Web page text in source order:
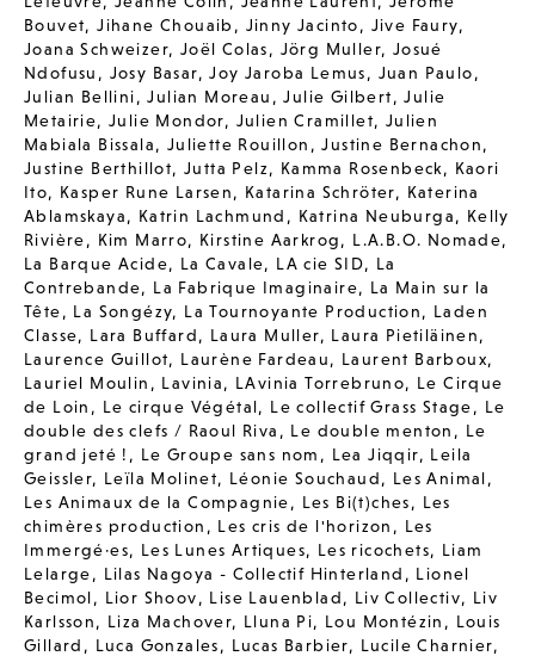
Bouvet,Jihane Chouaib , Jinny Jacinto, Jive Faury,
Joana Schweizer, Joël Colas, Jörg Muller, Josué
Ndofusu , Josy Basar,Joy Jaroba Lemus, Juan Paulo,
Julian Bellini,Julian Moreau ,Julie Gilbert,Julie
Metairie,Julie Mondor, Julien Cramillet, Julien
Mabiala Bissala, Juliette Rouillon ,Justine Bernachon,
Justine Berthillot,Jutta Pelz, Kamma Rosenbeck, Kaori
Ito, Kasper Rune Larsen, Katarina Schröter, Katerina
Ablamskaya, Katrin Lachmund , Katrina Neuburga, Kelly
Rivière, Kim Marro, Kirstine Aarkrog, L.A.B.O. Nomade,
La Barque Acide, La Cavale, LA cie SID, La
Contrebande, La Fabrique Imaginaire, La Main sur la
Tête, La Songézy, La Tournoyante Production, Laden
Classe, Lara Buffard, Laura Muller, Laura Pietiläinen,
Laurence Guillot, Laurène Fardeau, Laurent Barboux,
Lauriel Moulin , Lavinia, LAvinia Torrebruno, Le Cirque
de Loin , Le cirque Végétal, Le collectif Grass Stage, Le
double des clefs / Raoul Riva , Le double menton , Le
grand jeté ! , Le Groupe sans nom , Lea Jiqqir, Leila
Geissler, Leïla Molinet, Léonie Souchaud, Les Animal,
Les Animaux de la Compagnie, Les Bi(t)ches, Les
chimères production , Les cris de l'horizon , Les
Immergé·es, Les Lunes Artiques, Les ricochets, Liam
Lelarge, Lilas Nagoya - Collectif Hinterland , Lionel
Becimol, Lior Shoov, Lise Lauenblad, Liv Collectiv, Liv
Karlsson, Liza Machover, Lluna Pi, Lou Montézin , Louis
Gillard , Luca Gonzales, Lucas Barbier, Lucile Charnier,